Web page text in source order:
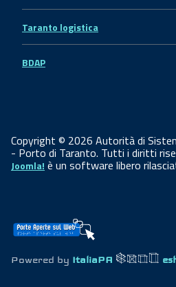
Taranto logistica
BDAP
Copyright © 2026 Autorità di
- Porto di Taranto. Tutti i diritti
Joomla! è un software libero
Powered by ItaliaPA